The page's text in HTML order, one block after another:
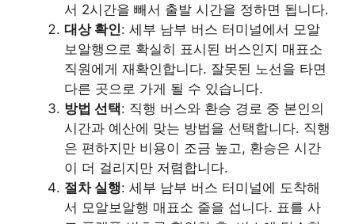
서 2시간을 빼서 출발 시간을 정하면 됩니다.
대상 확인: 세부 남부 버스 터미널에서 모알
보알행으로 확실히 표시된 버스인지 매표소
직원에게 재확인합니다. 잘못된 노선을 타면
다른 곳으로 가게 될 수 있습니다.
방법 선택: 직행 버스와 환승 경로 중 본인의
시간과 예산에 맞는 방법을 선택합니다. 직행
은 편하지만 비용이 조금 높고, 환승은 시간
이 더 걸리지만 저렴합니다.
절차 실행: 세부 남부 버스 터미널에 도착해
서 모알보알행 매표소 줄을 섭니다. 표를 사